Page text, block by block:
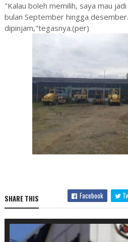
"Kalau boleh memilih, saya mau
bulan September hingga
dipinjam,"tegasnya.(per)
SHARE THIS Facebook